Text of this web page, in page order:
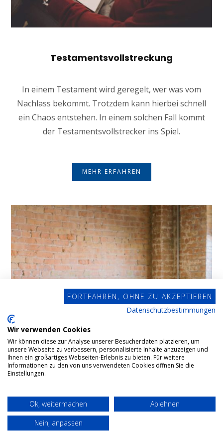
Testamentsvollstreckung
In einem Testament wird geregelt, wer was vom
Nachlass bekommt. Trotzdem kann hierbei schnell
ein Chaos entstehen. In einem solchen Fall kommt
der Testamentsvollstrecker ins Spiel.
MEHR ERFAHREN
FORTFAHREN, OHNE ZU AKZEPTIEREN
Datenschutzbestimmungen
Wir verwenden Cookies
Wir können diese zur Analyse unserer Besucherdaten platzieren, um
unsere Webseite zu verbessern, personalisierte Inhalte anzuzeigen und
Ihnen ein großartiges Webseiten-Erlebnis zu bieten. Für weitere
Informationen zu den von uns verwendeten Cookies öffnen Sie die
Einstellungen.
Ok, weitermachen
Ablehnen
Nein, anpassen